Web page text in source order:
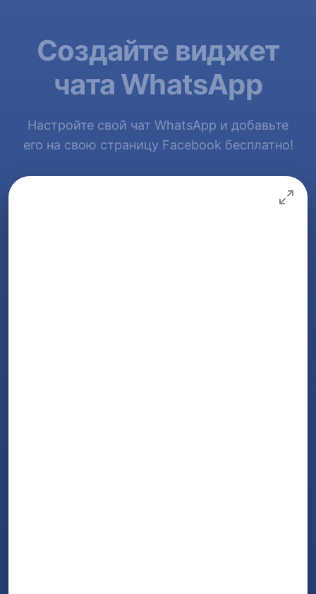
Создайте виджет
чата WhatsApp
Настройте свой чат WhatsApp и добавьте
его на свою страницу Facebook бесплатно!